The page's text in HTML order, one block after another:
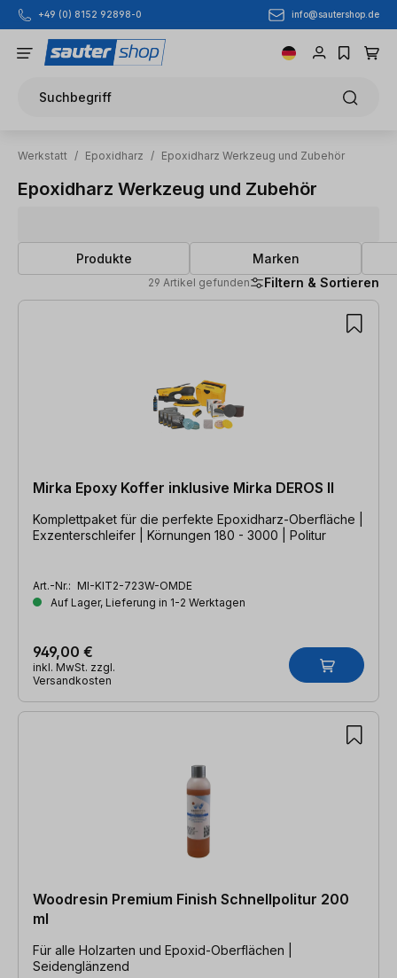
Zum Hauptinhalt springen
+49 (0) 8152 92898-0 info@sautershop.de
Suchbegriff
Werkstatt / Epoxidharz / Epoxidharz Werkzeug und Zubehör
Epoxidharz Werkzeug und Zubehör
Produkte Marken
29 Artikel gefunden Filtern & Sortieren
29 Artikel gefunden
Mirka Epoxy Koffer inklusive Mirka DEROS II
Komplettpaket für die perfekte Epoxidharz-Oberfläche |
Exzenterschleifer | Körnungen 180 - 3000 | Politur
Art.-Nr.: MI-KIT2-723W-OMDE
Auf Lager, Lieferung in 1-2 Werktagen
949,00 €
inkl. MwSt. zzgl.
Versandkosten
Woodresin Premium Finish Schnellpolitur 200
ml
Für alle Holzarten und Epoxid-Oberflächen |
Seidenglänzend